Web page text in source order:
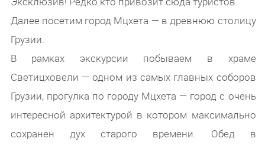
Далее посетим город Мцхета — в древнюю столицу
Грузии.
В рамках экскурсии побываем в храме
Светицховели — одном из самых главных соборов
Грузии, прогулка по городу Мцхета — город с очень
интересной архитектурой в котором максимально
сохранен дух старого времени. Обед в